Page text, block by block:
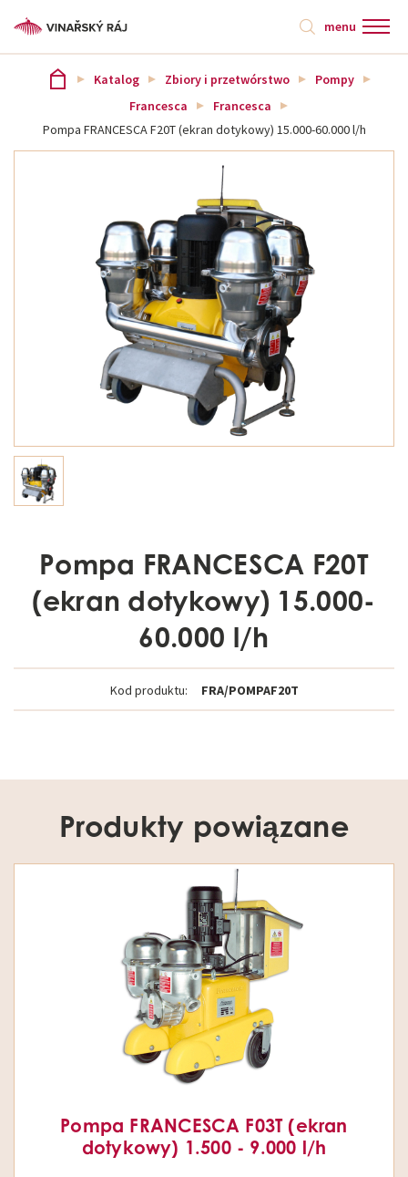
menu
Katalog Zbiory i przetwórstwo
Pompy
Francesca
Francesca
Pompa FRANCESCA F20T (ekran dotykowy) 15.000-60.000 l/h
Pompa FRANCESCA F20T
(ekran dotykowy) 15.000-
60.000 l/h
Kod produktu: FRA/POMPAF20T
Produkty powiązane
Pompa FRANCESCA F03T (ekran
dotykowy) 1.500 - 9.000 l/h